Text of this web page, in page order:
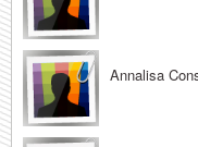
Annalisa